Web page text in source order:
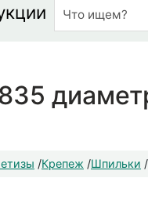
/Крепеж /Шпильки /